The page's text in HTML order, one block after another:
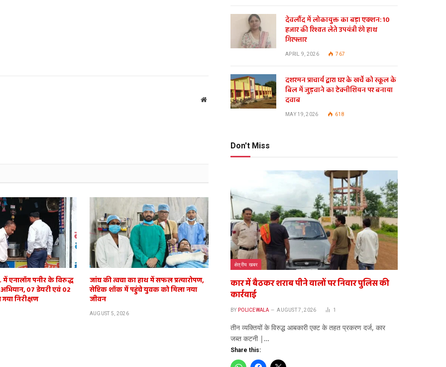
Website
में एनालॉग पनीर के विरुद्ध
07 डेयरी एवं 02
निरीक्षण
जांघ की त्वचा का हाथ में सफल प्रत्यारोपण,
सेप्टिक शॉक में पहुंचे युवक को मिला नया
जीवन
AUGUST 5, 2026
देवलौंद में लोकायुक्त का बड़ा एक्शन: 10
हजार की रिश्वत लेते उपयंत्री रंगे हाथ
गिरफ्तार
APRIL 9, 2026 767
दशरमन प्राचार्य द्वारा घर के खर्चे को स्कूल के
बिल में जुड़वाने का टेक्नीशियन पर बनाया
दवाब
MAY 19, 2026 618
Don't Miss
क्षेत्रीय खबर
कार में बैठकर शराब पीने वालों पर निवार पुलिस की
कार्रवाई
BY POLICEWALA AUGUST 7, 2026 1
तीन व्यक्तियों के विरुद्ध आबकारी एक्ट के तहत प्रकरण दर्ज, कार
जब्त कटनी |…
Share this: